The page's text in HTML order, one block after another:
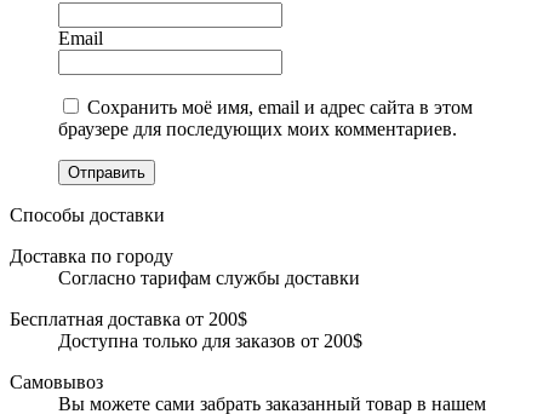
Email
Сохранить моё имя, email и адрес сайта в этом
браузере для последующих моих комментариев.
Отправить
Способы доставки
Доставка по городу
Согласно тарифам службы доставки
Бесплатная доставка от 200$
Доступна только для заказов от 200$
Самовывоз
Вы можете сами забрать заказанный товар в нашем